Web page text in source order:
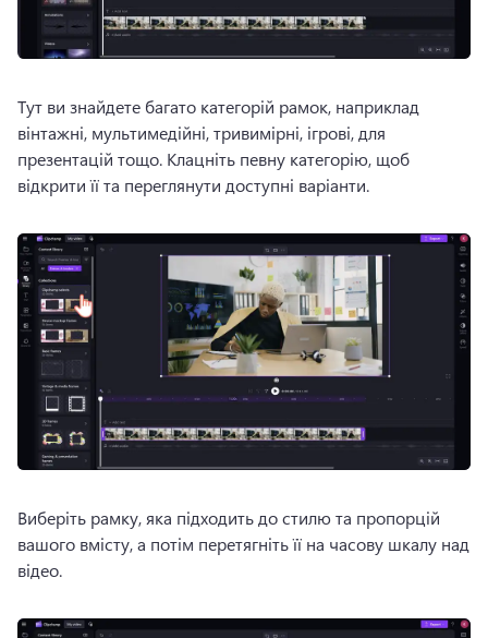
Тут ви знайдете багато категорій рамок, наприклад
вінтажні, мультимедійні, тривимірні, ігрові, для
презентацій тощо. Клацніть певну категорію, щоб
відкрити її та переглянути доступні варіанти.
Виберіть рамку, яка підходить до стилю та пропорцій
вашого вмісту, а потім перетягніть її на часову шкалу над
відео.